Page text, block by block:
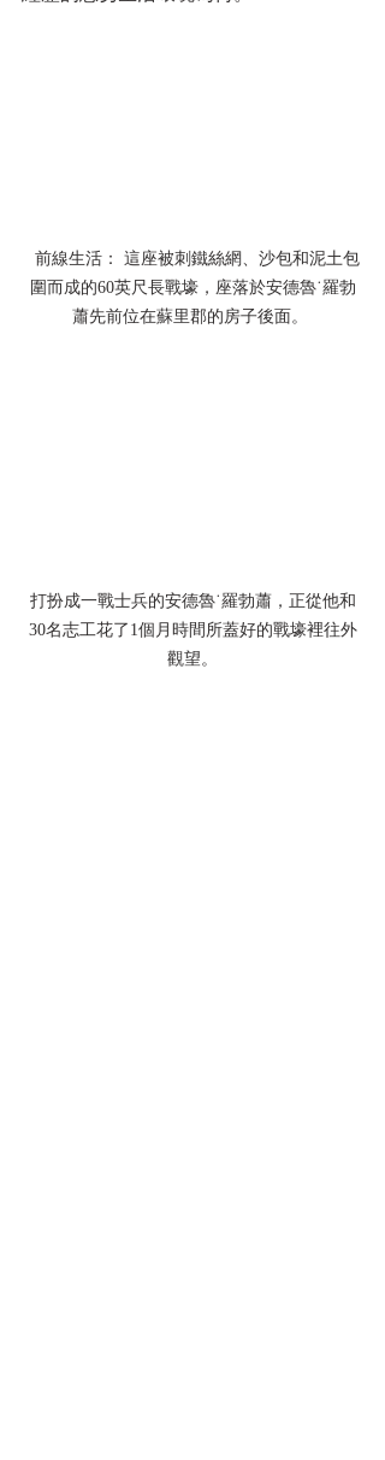
圍而成的60英尺長戰壕，座落於安德魯˙羅勃
蕭先前位在蘇里郡的房子後面。
打扮成一戰士兵的安德魯˙羅勃蕭，正從他和
30名志工花了1個月時間所蓋好的戰壕裡往外
觀望。